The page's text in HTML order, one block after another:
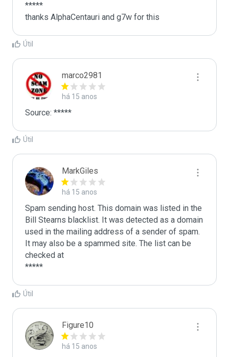
*****
thanks AlphaCentauri and g7w for this
Útil
marco2981
há 15 anos
Útil
MarkGiles
há 15 anos
Spam sending host. This domain was listed in the
Bill Stearns blacklist. It was detected as a domain
used in the mailing address of a sender of spam.
It may also be a spammed site. The list can be
checked at
Útil
Figure10
há 15 anos